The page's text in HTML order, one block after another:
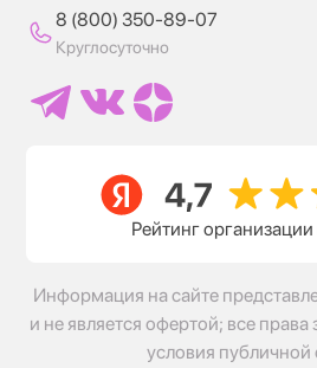
8 (800) 350-89-07
Круглосуточно
Рейтинг
Информация на сайте
и не является офертой; все
условия